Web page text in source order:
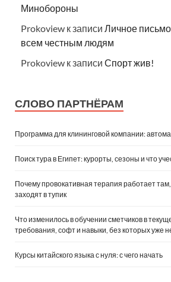
Минобороны
Prokoview к записи Личное
всем честным людям
Prokoview к записи Спорт жив!
СЛОВО ПАРТНЁРАМ
Программа для клининговой компании:
Поиск тура в Египет: курорты, сезоны и что
Почему провокативная терапия работает
заходят в тупик
Что изменилось в обучении сметчиков в
требования, софт и навыки, без которых уже
Курсы китайского языка с нуля: с чего начать